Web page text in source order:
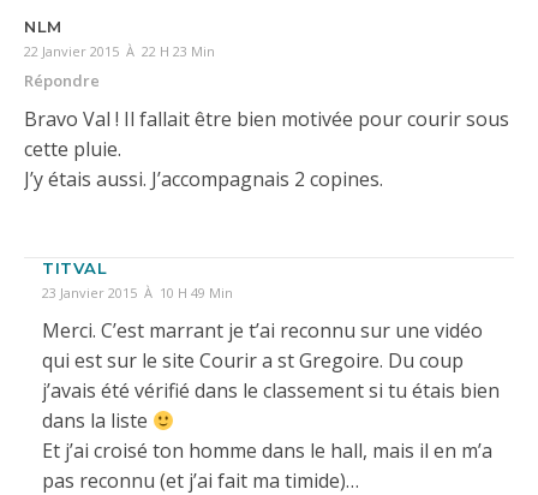
NLM
22 Janvier 2015 À 22 H 23 Min
Répondre
Bravo Val ! Il fallait être bien motivée pour courir sous
cette pluie.
J’y étais aussi. J’accompagnais 2 copines.
TITVAL
23 Janvier 2015 À 10 H 49 Min
Merci. C’est marrant je t’ai reconnu sur une vidéo
qui est sur le site Courir a st Gregoire. Du coup
j’avais été vérifié dans le classement si tu étais bien
dans la liste
Et j’ai croisé ton homme dans le hall, mais il en m’a
pas reconnu (et j’ai fait ma timide)…